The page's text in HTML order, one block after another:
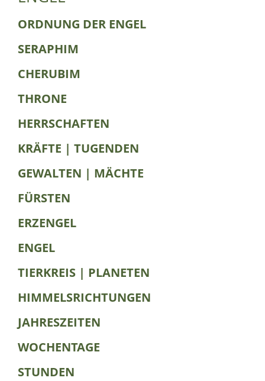
ORDNUNG DER ENGEL
SERAPHIM
CHERUBIM
THRONE
HERRSCHAFTEN
KRÄFTE | TUGENDEN
GEWALTEN | MÄCHTE
FÜRSTEN
ERZENGEL
ENGEL
TIERKREIS | PLANETEN
HIMMELSRICHTUNGEN
JAHRESZEITEN
WOCHENTAGE
STUNDEN